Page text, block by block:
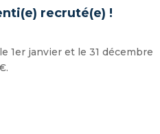
recruté(e) !
1er janvier et le 31 décembre